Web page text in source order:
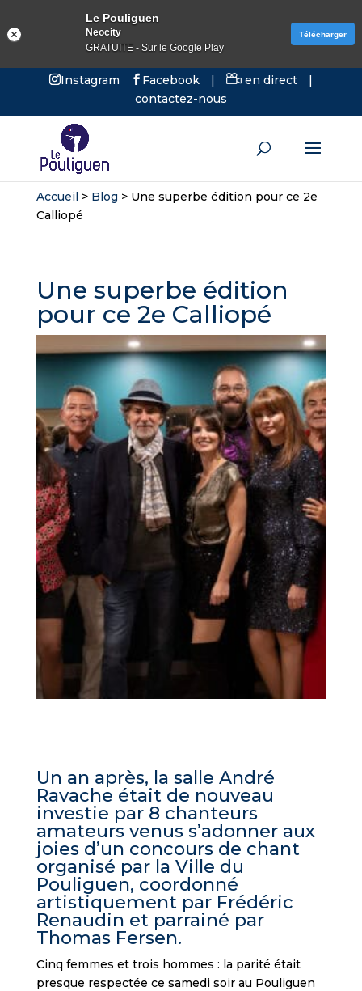
Instagram Facebook | en direct
|
contactez-nous
Accueil> Blog > Une superbe édition pour ce 2e
Calliopé
Une superbe édition
pour ce 2e Calliopé
Un an après, la salle André
Ravache était de nouveau
investie par 8 chanteurs
amateurs venus s’adonner aux
joies d’un concours de chant
organisé par la Ville du
Pouliguen, coordonné
artistiquement par Frédéric
Renaudin et parrainé par
Thomas Fersen.
Cinq femmes et trois hommes : la parité était
presque respectée ce samedi soir au Pouliguen
Le Pouliguen
Neocity
GRATUITE - Sur le Google Play
Télécharger